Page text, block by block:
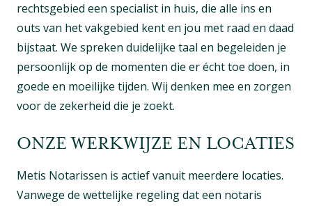
rechtsgebied een specialist in huis, die alle ins en
outs van het vakgebied kent en jou met raad en daad
bijstaat. We spreken duidelijke taal en begeleiden je
persoonlijk op de momenten die er écht toe doen, in
goede en moeilijke tijden. Wij denken mee en zorgen
voor de zekerheid die je zoekt.
ONZE WERKWIJZE EN LOCATIES
Metis Notarissen is actief vanuit meerdere locaties.
Vanwege de wettelijke regeling dat een notaris